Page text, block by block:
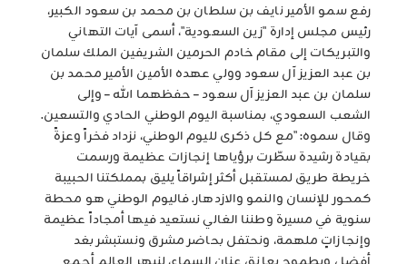
رفع سمو الأمير نايف بن سلطان بن محمد بن سعود الكبير،
رئيس مجلس إدارة "زين السعودية"، أسمى آيات التهاني
والتبريكات إلى مقام خادم الحرمين الشريفين الملك سلمان
بن عبد العزيز آل سعود وولي عهده الأمين الأمير محمد بن
سلمان بن عبد العزيز آل سعود – حفظهما الله – وإلى
الشعب السعودي، بمناسبة اليوم الوطني الحادي والتسعين.
وقال سموه: "مع كل ذكرى لليوم الوطني، نزداد فخراً وعزةً
بقيادة رشيدة سطّرت برؤياها إنجازات عظيمة ورسمت
خريطة طريق لمستقبل أكثر إشراقاً يليق بمملكتنا الحبيبة
كمحور للإنسان والنمو والازدهار. فاليوم الوطني هو محطة
سنوية في مسيرة وطننا الغالي نستعيد فيها أمجاداً عظيمة
وإنجازاتٍ ملهمة، ونحتفل بحاضر مشرق ونستبشر بغد